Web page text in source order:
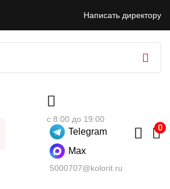
Написать директору
с 8:00 до 19:00
Telegram
Max
5000707@kolorit.ru